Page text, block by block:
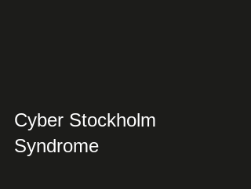
Cyber Stockholm
Syndrome